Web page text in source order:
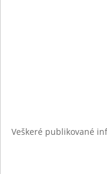
Veškeré publikované